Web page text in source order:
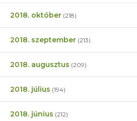
2018. október (218)
2018. szeptember (213)
2018. augusztus (209)
2018. július (194)
2018. június (212)